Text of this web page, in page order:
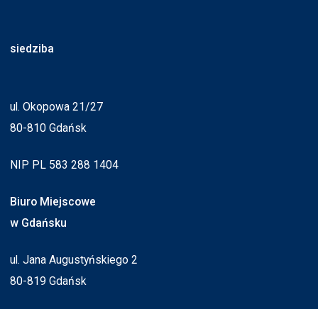
siedziba
ul. Okopowa 21/27
80-810 Gdańsk
NIP PL 583 288 1404
Biuro Miejscowe
w Gdańsku
ul. Jana Augustyńskiego 2
80-819 Gdańsk